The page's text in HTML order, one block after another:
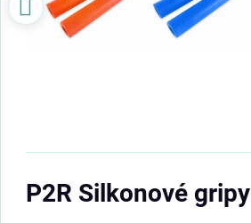
P2R Silkonové gripy